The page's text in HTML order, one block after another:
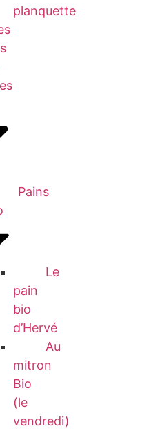
planquette
Pains
Le
pain
bio
d’Hervé
Au
mitron
Bio
(le
vendredi)